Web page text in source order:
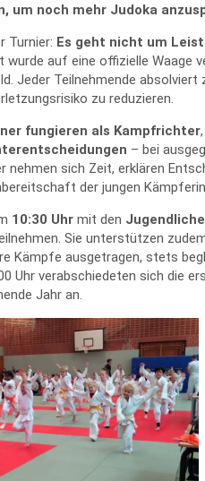
um noch mehr Judoka
Turnier: Es geht nicht um
wurde auf eine offizielle
Jeder Teilnehmende
zu reduzieren.
fungieren als Kampfrichter
– bei
nehmen sich Zeit, erklären
der jungen
10:30 Uhr mit den
Sie unterstützen
Kämpfe ausgetragen, stets
Uhr verabschiedeten sich die
Jahr an.